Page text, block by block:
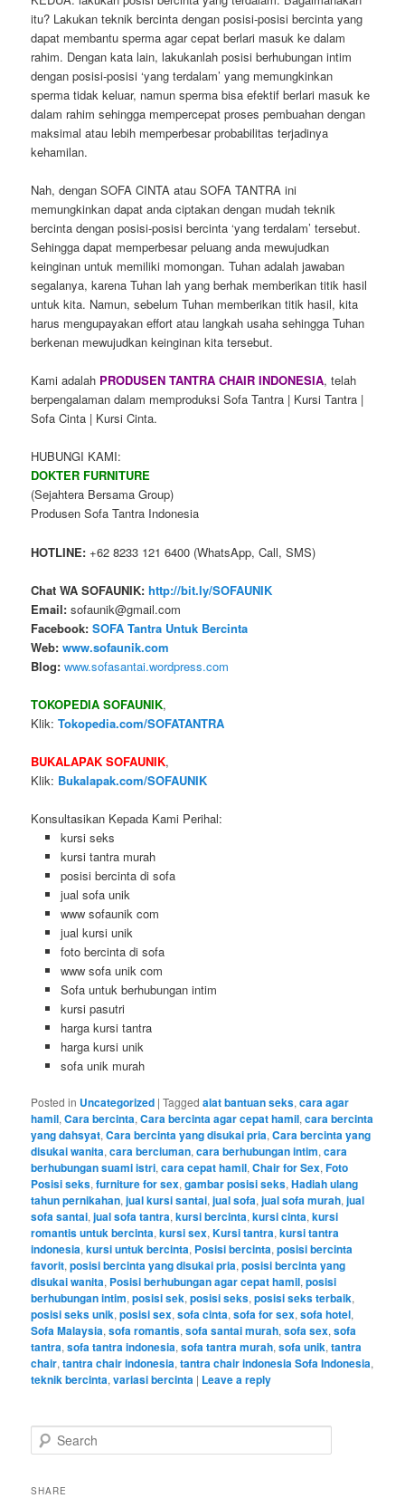
itu? Lakukan teknik bercinta dengan posisi-posisi bercinta yang
dapat membantu sperma agar cepat berlari masuk ke dalam
rahim. Dengan kata lain, lakukanlah posisi berhubungan intim
dengan posisi-posisi ‘yang terdalam’ yang memungkinkan
sperma tidak keluar, namun sperma bisa efektif berlari masuk ke
dalam rahim sehingga mempercepat proses pembuahan dengan
maksimal atau lebih memperbesar probabilitas terjadinya
kehamilan.
Nah, dengan SOFA CINTA atau SOFA TANTRA ini
memungkinkan dapat anda ciptakan dengan mudah teknik
bercinta dengan posisi-posisi bercinta ‘yang terdalam’ tersebut.
Sehingga dapat memperbesar peluang anda mewujudkan
keinginan untuk memiliki momongan. Tuhan adalah jawaban
segalanya, karena Tuhan lah yang berhak memberikan titik hasil
untuk kita. Namun, sebelum Tuhan memberikan titik hasil, kita
harus mengupayakan effort atau langkah usaha sehingga Tuhan
berkenan mewujudkan keinginan kita tersebut.
Kami adalah PRODUSEN TANTRA CHAIR INDONESIA, telah
berpengalaman dalam memproduksi Sofa Tantra | Kursi Tantra |
Sofa Cinta | Kursi Cinta.
HUBUNGI KAMI:
DOKTER FURNITURE
(Sejahtera Bersama Group)
Produsen Sofa Tantra Indonesia
HOTLINE: +62 8233 121 6400 (WhatsApp, Call, SMS)
Chat WA SOFAUNIK: http://bit.ly/SOFAUNIK
Email: sofaunik@gmail.com
Facebook:SOFA Tantra Untuk Bercinta
Web: www.sofaunik.com
Blog: www.sofasantai.wordpress.com
TOKOPEDIA SOFAUNIK,
Klik:Tokopedia.com/SOFATANTRA
BUKALAPAK SOFAUNIK,
Klik: Bukalapak.com/SOFAUNIK
Konsultasikan Kepada Kami Perihal:
kursi seks
kursi tantra murah
posisi bercinta di sofa
jual sofa unik
www sofaunik com
jual kursi unik
foto bercinta di sofa
www sofa unik com
Sofa untuk berhubungan intim
kursi pasutri
harga kursi tantra
harga kursi unik
sofa unik murah
Posted in Uncategorized |Tagged alat bantuan seks,cara agar
hamil,Cara bercinta,Cara bercinta agar cepat hamil,cara bercinta
yang dahsyat,Cara bercinta yang disukai pria,Cara bercinta yang
disukai wanita,cara berciuman,cara berhubungan intim,cara
berhubungan suami istri,cara cepat hamil,Chair for Sex,Foto
Posisi seks,furniture for sex,gambar posisi seks,Hadiah ulang
tahun pernikahan,jual kursi santai,jual sofa,jual sofa murah,jual
sofa santai,jual sofa tantra,kursi bercinta,kursi cinta,kursi
romantis untuk bercinta,kursi sex,Kursi tantra,kursi tantra
indonesia,kursi untuk bercinta, Posisi bercinta,posisi bercinta
favorit,posisi bercinta yang disukai pria,posisi bercinta yang
disukai wanita, Posisi berhubungan agar cepat hamil,posisi
berhubungan intim,posisi sek,posisi seks,posisi seks terbaik,
posisi seks unik,posisi sex,sofa cinta,sofa for sex,sofa hotel,
Sofa Malaysia,sofa romantis,sofa santai murah,sofa sex,sofa
tantra,sofa tantra indonesia,sofa tantra murah,sofa unik,tantra
chair,tantra chair indonesia,tantra chair indonesia Sofa Indonesia,
teknik bercinta,variasi bercinta | Leave a reply
e
rSHARE